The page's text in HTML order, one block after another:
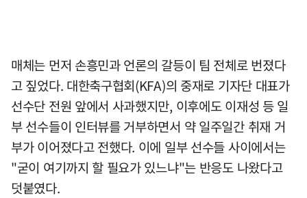
매체는 먼저 손흥민과 언론의 갈등이 팀 전체로 번졌다
고 짚었다. 대한축구협회(KFA)의 중재로 기자단 대표가
선수단 전원 앞에서 사과했지만, 이후에도 이재성 등 일
부 선수들이 인터뷰를 거부하면서 약 일주일간 취재 거
부가 이어졌다고 전했다. 이에 일부 선수들 사이에서는
"굳이 여기까지 할 필요가 있느냐"는 반응도 나왔다고
덧붙였다.